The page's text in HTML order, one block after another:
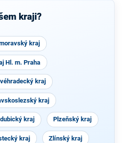
kraji?
kraj
Hl. m. Praha
kraj
kraj
kraj Plzeňský kraj
kraj Zlínský kraj